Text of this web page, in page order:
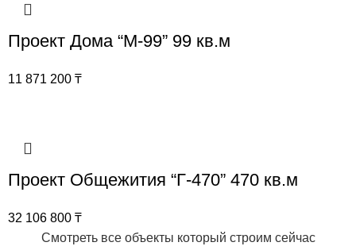
Проект Дома “М-99” 99 кв.м
11 871 200 ₸
Проект Общежития “Г-470” 470 кв.м
32 106 800 ₸
Смотреть все объекты который строим сейчас